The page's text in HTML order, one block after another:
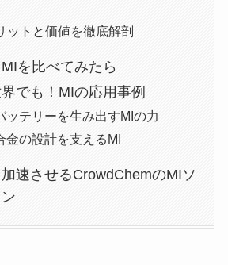
ットと価値を徹底解剖
を比べてみたら
でも！MIの応用事例
ッテリーを生み出すMIの力
金の設計を支えるMI
速させるCrowdChemのMIソ